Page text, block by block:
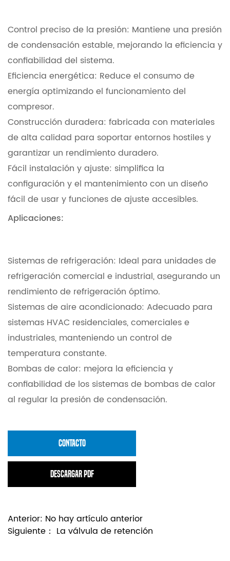
Control preciso de la presión: Mantiene una presión
de condensación estable, mejorando la eficiencia y
confiabilidad del sistema.
Eficiencia energética: Reduce el consumo de
energía optimizando el funcionamiento del
compresor.
Construcción duradera: fabricada con materiales
de alta calidad para soportar entornos hostiles y
garantizar un rendimiento duradero.
Fácil instalación y ajuste: simplifica la
configuración y el mantenimiento con un diseño
fácil de usar y funciones de ajuste accesibles.
Aplicaciones:
Sistemas de refrigeración: Ideal para unidades de
refrigeración comercial e industrial, asegurando un
rendimiento de refrigeración óptimo.
Sistemas de aire acondicionado: Adecuado para
sistemas HVAC residenciales, comerciales e
industriales, manteniendo un control de
temperatura constante.
Bombas de calor: mejora la eficiencia y
confiabilidad de los sistemas de bombas de calor
al regular la presión de condensación.
CONTACTO
Descargar PDF
Anterior: No hay artículo anterior
Siguiente： La válvula de retención